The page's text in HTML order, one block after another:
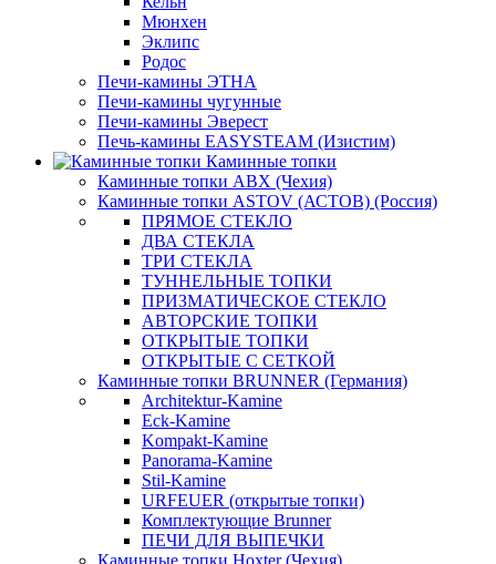
Мюнхен
Эклипс
Родос
Печи-камины ЭТНА
Печи-камины чугунные
Печи-камины Эверест
Печь-камины EASYSTEAM (Изистим)
Каминные топки
Каминные топки ABX (Чехия)
Каминные топки ASTOV (АСТОВ) (Россия)
ПРЯМОЕ СТЕКЛО
ДВА СТЕКЛА
ТРИ СТЕКЛА
ТУННЕЛЬНЫЕ ТОПКИ
ПРИЗМАТИЧЕСКОЕ СТЕКЛО
АВТОРСКИЕ ТОПКИ
ОТКРЫТЫЕ ТОПКИ
ОТКРЫТЫЕ С СЕТКОЙ
Каминные топки BRUNNER (Германия)
Architektur-Kamine
Eck-Kamine
Kompakt-Kamine
Panorama-Kamine
Stil-Kamine
URFEUER (открытые топки)
Комплектующие Brunner
ПЕЧИ ДЛЯ ВЫПЕЧКИ
Каминные топки Hoxter (Чехия)